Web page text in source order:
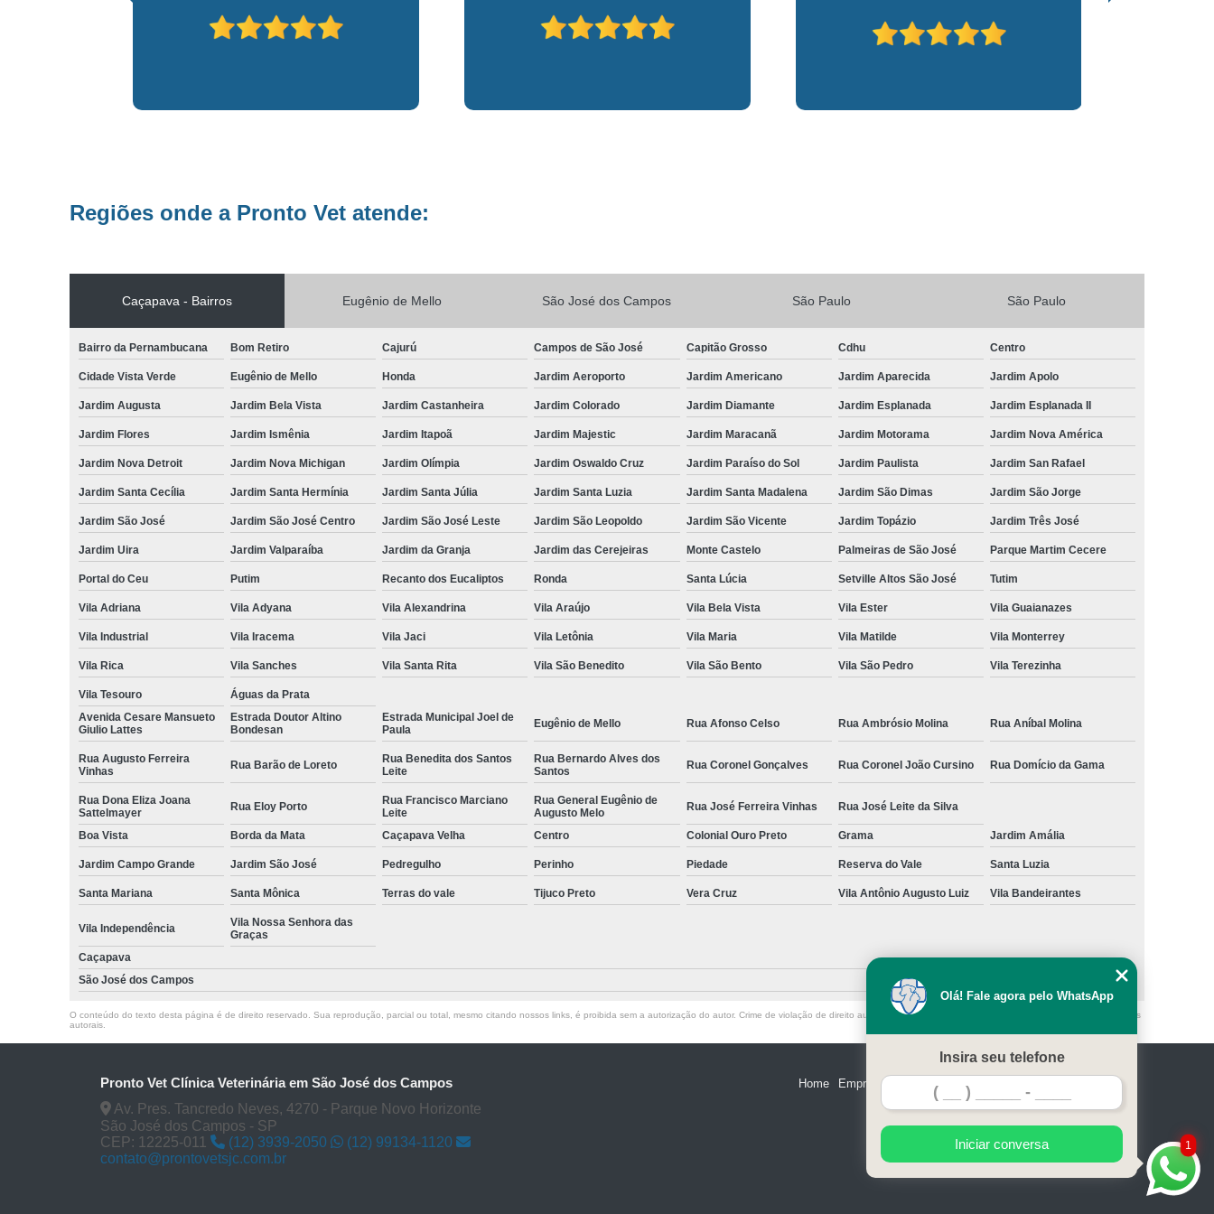
Vacina V10
Vacina V10 Importada Vacina V4 para Gatos
Veterinario 24horas
Regiões onde a Pronto Vet atende:
Caçapava - Bairros Eugênio de Mello São José dos Campos São Paulo São Paulo
Bairro da Pernambucana Bom Retiro Cajurú Campos de São José Capitão Grosso Cdhu Centro
Cidade Vista Verde Eugênio de Mello Honda Jardim Aeroporto Jardim Americano Jardim Aparecida Jardim Apolo
Jardim Augusta Jardim Bela Vista Jardim Castanheira Jardim Colorado Jardim Diamante Jardim Esplanada Jardim Esplanada II
Jardim Flores Jardim Ismênia Jardim Itapoã Jardim Majestic Jardim Maracanã Jardim Motorama Jardim Nova América
Jardim Nova Detroit Jardim Nova Michigan Jardim Olímpia Jardim Oswaldo Cruz Jardim Paraíso do Sol Jardim Paulista Jardim San Rafael
Jardim Santa Cecília Jardim Santa Hermínia Jardim Santa Júlia Jardim Santa Luzia Jardim Santa Madalena Jardim São Dimas Jardim São Jorge
Jardim São José Jardim São José Centro Jardim São José Leste Jardim São Leopoldo Jardim São Vicente Jardim Topázio Jardim Três José
Jardim Uira Jardim Valparaíba Jardim da Granja Jardim das Cerejeiras Monte Castelo Palmeiras de São José Parque Martim Cecere
Portal do Ceu Putim Recanto dos Eucaliptos Ronda Santa Lúcia Setville Altos São José Tutim
Vila Adriana Vila Adyana Vila Alexandrina Vila Araújo Vila Bela Vista Vila Ester Vila Guaianazes
Vila Industrial Vila Iracema Vila Jaci Vila Letônia Vila Maria Vila Matilde Vila Monterrey
Vila Rica Vila Sanches Vila Santa Rita Vila São Benedito Vila São Bento Vila São Pedro Vila Terezinha
Vila Tesouro
Águas da Prata
Avenida Cesare Mansueto
Giulio Lattes
Estrada Doutor Altino
Bondesan
Estrada Municipal Joel de
Paula
Eugênio de Mello Rua Afonso Celso Rua Ambrósio Molina Rua Aníbal Molina
Rua Augusto Ferreira
Vinhas
Rua Barão de Loreto
Rua Benedita dos Santos
Leite
Rua Bernardo Alves dos
Santos
Rua Coronel Gonçalves Rua Coronel João Cursino Rua Domício da Gama
Rua Dona Eliza Joana
Sattelmayer
Rua Eloy Porto
Rua Francisco Marciano
Leite
Rua General Eugênio de
Augusto Melo
Rua José Ferreira Vinhas Rua José Leite da Silva
Boa Vista Borda da Mata Caçapava Velha Centro Colonial Ouro Preto Grama Jardim Amália
Jardim Campo Grande Jardim São José Pedregulho Perinho Piedade Reserva do Vale Santa Luzia
Santa Mariana Santa Mônica Terras do vale Tijuco Preto Vera Cruz Vila Antônio Augusto Luiz Vila Bandeirantes
Vila Independência
Vila Nossa Senhora das
Graças
Caçapava
São José dos Campos
O conteúdo do texto desta página é de direito reservado. Sua reprodução, parcial ou total, mesmo citando nossos links, é proibida sem a autorização do autor. Crime de violação de direito autoral – artigo 184 do Código Penal –
Lei 9610/98 - Lei de direitos
autorais
Pronto Vet Clínica Veterinária em São José dos Campos
Av. Pres. Tancredo Neves, 4270 - Parque Novo Horizonte
São José dos Campos - SP
CEP: 12225-011
(12) 3939-2050
(12) 99134-1120
contato@prontovetsjc.com.br
Home Empresa Serviços
1
Olá! Fale agora pelo WhatsApp
Insira seu telefone
Iniciar conversa